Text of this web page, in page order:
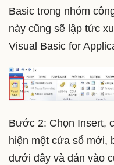
Basic trong nhóm
này cũng sẽ lập tức
Visual Basic for
Bước 2: Chọn Insert,
hiện một cửa sổ mới,
dưới đây và dán vào